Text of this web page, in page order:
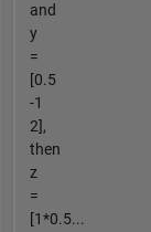
and
y
=
[0.5
-1
2],
then
z
=
[1*0.5...